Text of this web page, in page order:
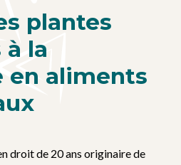
plantes
la
en aliments
droit de 20 ans originaire de